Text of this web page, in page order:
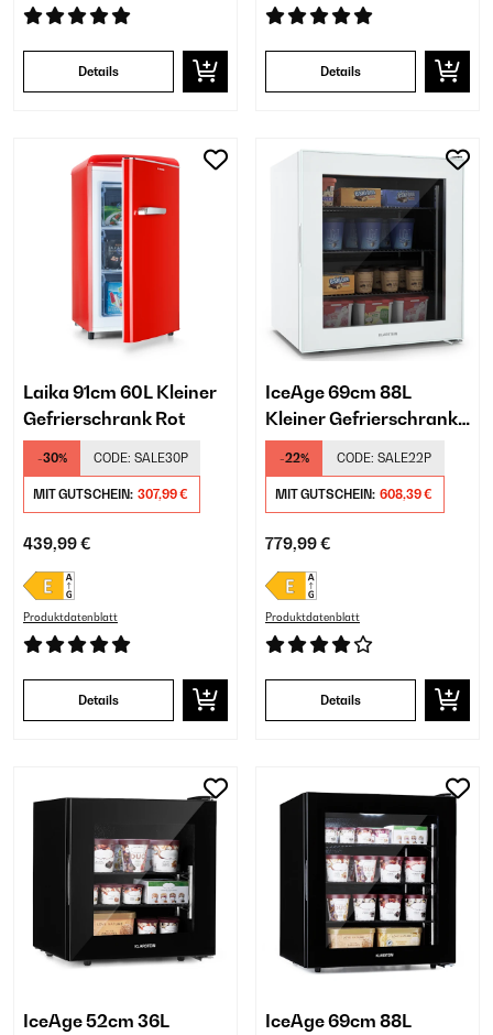
Details Details
Laika 91cm 60L Kleiner
Gefrierschrank Rot
-30% CODE: SALE30P
MIT GUTSCHEIN: 307,99 €
439,99 €
Produktdatenblatt
Details
IceAge 69cm 88L
Kleiner Gefrierschrank
Weiß
-22% CODE: SALE22P
MIT GUTSCHEIN: 608,39 €
779,99 €
Produktdatenblatt
Details
IceAge 52cm 36L
IceAge 69cm 88L